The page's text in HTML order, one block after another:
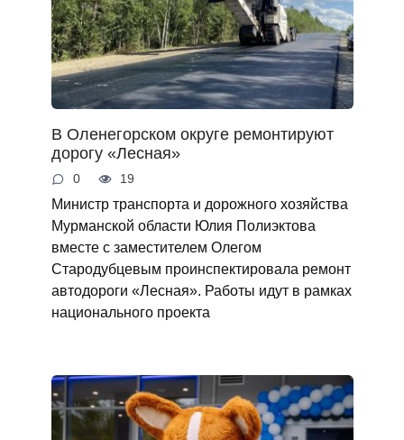
В Оленегорском округе ремонтируют
дорогу «Лесная»
0 19
Министр транспорта и дорожного хозяйства
Мурманской области Юлия Полиэктова
вместе с заместителем Олегом
Стародубцевым проинспектировала ремонт
автодороги «Лесная». Работы идут в рамках
национального проекта